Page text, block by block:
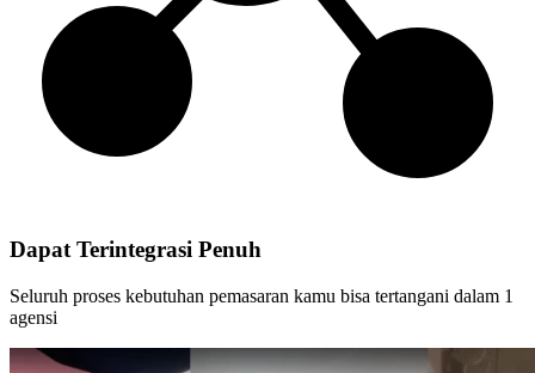
Dapat Terintegrasi Penuh
Seluruh proses kebutuhan pemasaran kamu bisa tertangani dalam 1
agensi